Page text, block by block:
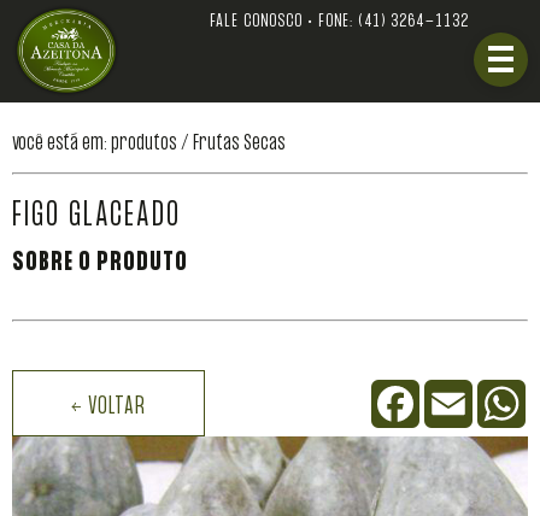
FALE CONOSCO • FONE: (41) 3264-1132
você está em: produtos / Frutas Secas
FIGO GLACEADO
SOBRE O PRODUTO
← VOLTAR
FacebookEmail